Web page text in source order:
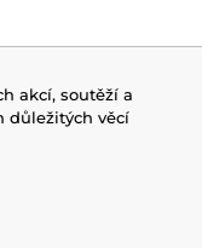
akcí, soutěží a
důležitých věcí